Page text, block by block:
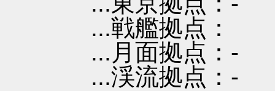
...戦艦拠点：
...月面拠点：-
...渓流拠点：-